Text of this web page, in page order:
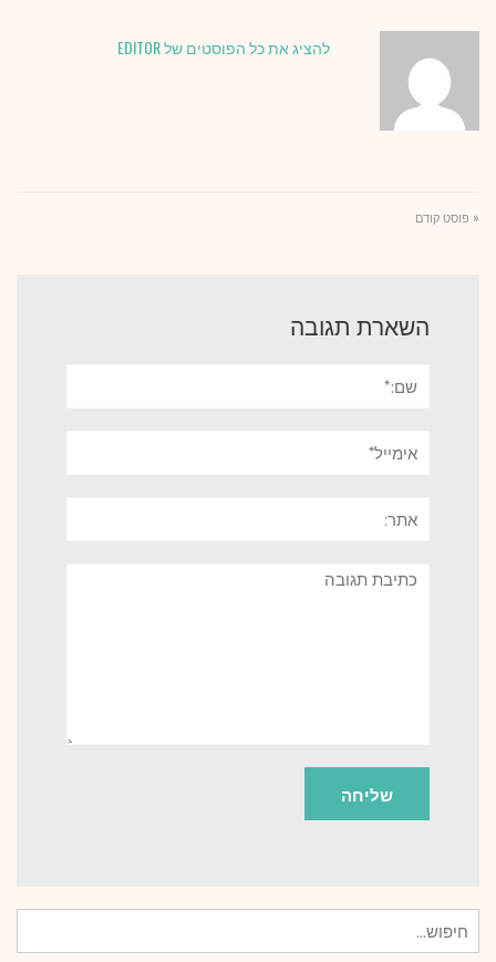
להציג את כל הפוסטים של EDITOR
« פוסט קודם
השארת תגובה
תגובה
עבור: